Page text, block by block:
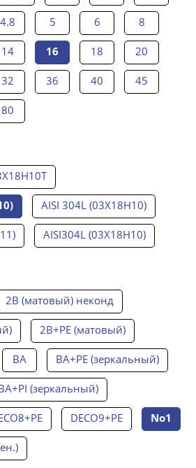
4.8 5 6 8
14 16 18 20
32 36 40 45
80
AISI 304L (03Х18Н10)
AISI304L (03Х18Н10)
2B (матовый) неконд
2B+PE (матовый)
BA BA+PE (зеркальный)
(зеркальный)
DECO9+PE No1